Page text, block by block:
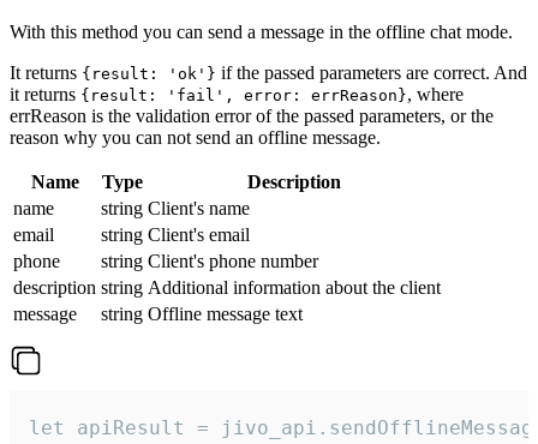
With this method you can send a message in the offline chat mode.
It returns {result: 'ok'} if the passed parameters are correct. And
it returns {result: 'fail', error: errReason}, where
errReason is the validation error of the passed parameters, or the
reason why you can not send an offline message.
Name Type
Description
name
string Client's name
email
string Client's email
phone
string Client's phone number
description string Additional information about the client
message
string Offline message text
let apiResult =